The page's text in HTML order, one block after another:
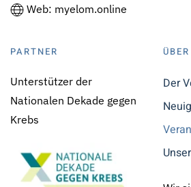
Web: myelom.online
PARTNER
Unterstützer der
Nationalen Dekade gegen
Krebs
Der